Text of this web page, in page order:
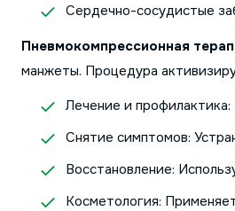
Сердечно-сосудистые
Пневмокомпрессионная
манжеты. Процедура
Лечение и
Снятие симптомов:
Восстановление:
Косметология: